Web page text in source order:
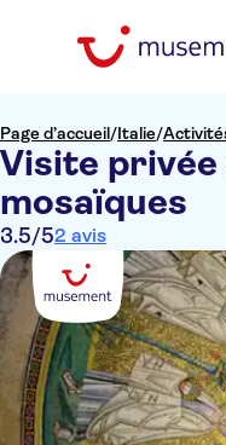
Page d’accueil/Italie/
Visite privée
mosaïques
3.5/52 avis